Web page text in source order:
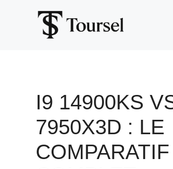
I9 14900KS
7950X3D : LE
COMPARATIF